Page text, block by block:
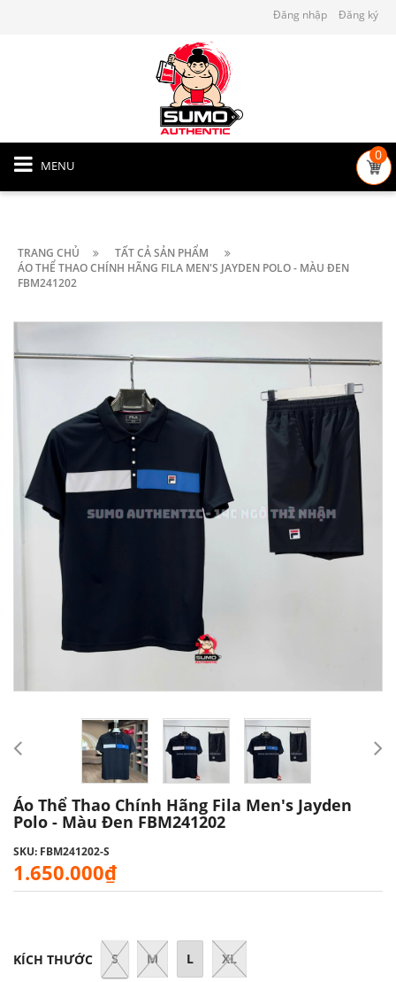
Đăng nhập Đăng ký
MENU
0
TRANG CHỦ
TẤT CẢ SẢN PHẨM
ÁO THỂ THAO CHÍNH HÃNG FILA MEN'S JAYDEN POLO - MÀU ĐEN
FBM241202
Áo Thể Thao Chính Hãng Fila Men's Jayden
Polo - Màu Đen FBM241202
SKU: FBM241202-S
1.650.000₫
KÍCH THƯỚC S M L XL